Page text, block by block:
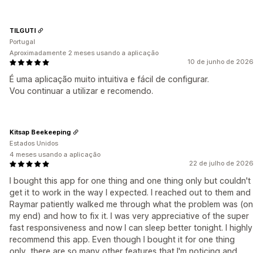
10 de junho de 2026
É uma aplicação muito intuitiva e fácil de configurar.
Vou continuar a utilizar e recomendo.
TILGUTI
Portugal
Aproximadamente 2 meses usando a aplicação
22 de julho de 2026
I bought this app for one thing and one thing only but couldn't
get it to work in the way I expected. I reached out to them and
Raymar patiently walked me through what the problem was (on
my end) and how to fix it. I was very appreciative of the super
fast responsiveness and now I can sleep better tonight. I highly
recommend this app. Even though I bought it for one thing
Kitsap Beekeeping
Estados Unidos
4 meses usando a aplicação